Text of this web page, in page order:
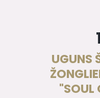
UGUNS
"SOUL